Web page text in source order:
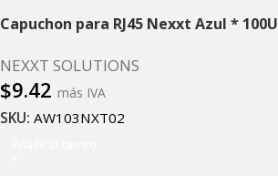
Capuchon para RJ45 Nexxt Azul * 100U
NEXXT SOLUTIONS
$9.42 más IVA
SKU: AW103NXT02